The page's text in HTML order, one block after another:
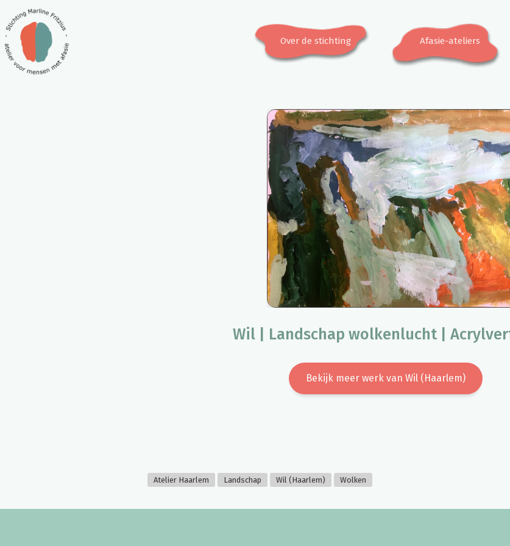
Over de stichting Afasie-ateliers
Wil | Landschap wolkenlucht |
Bekijk meer werk van Wil (Haarlem)
Atelier Haarlem Landschap Wil (Haarlem) Wolken